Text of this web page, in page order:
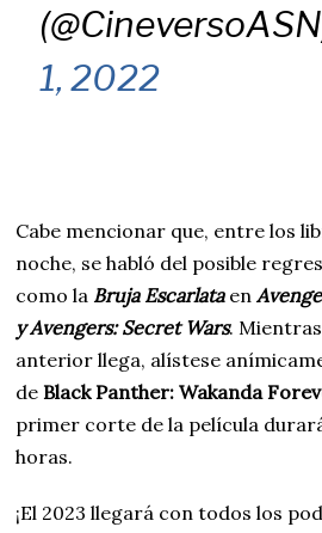
1, 2022
Cabe mencionar que, entre los
noche, se habló del posible
como la Bruja Escarlata en
y Avengers: Secret Wars.
anterior llega, alístese
deBlack Panther: Wakanda
primer corte de la película
horas.
¡El 2023 llegará con todos los